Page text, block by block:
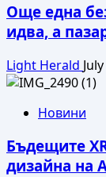
е
в
Още една
идва, а
Light Herald
Новини
Бъдещите
дизайна на